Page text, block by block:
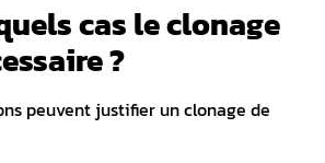
cas le clonage
?
peuvent justifier un clonage de